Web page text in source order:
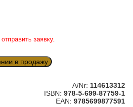
заявку.
в продажу
A/Nr: 114613312
ISBN: 978-5-699-87759-1
EAN: 9785699877591